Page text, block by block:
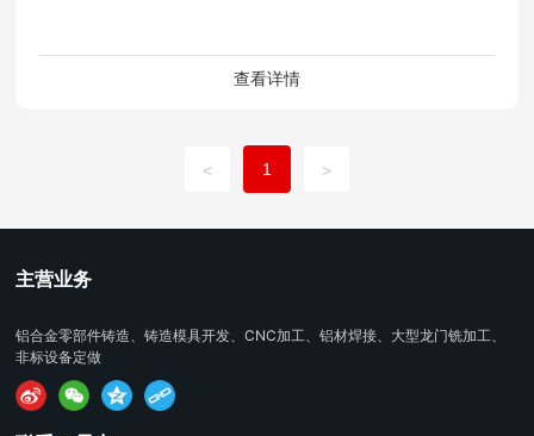
查看详情
< 1 >
主营业务
铝合金零部件铸造、铸造模具开发、CNC加工、铝材焊接、大型龙门铣加工、
非标设备定做